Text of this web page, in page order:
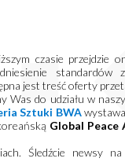
czasie przejdzie
standardów
jest treść oferty
Was do udziału w
Sztuki BWAwystawa
Global
Śledźcie newsy